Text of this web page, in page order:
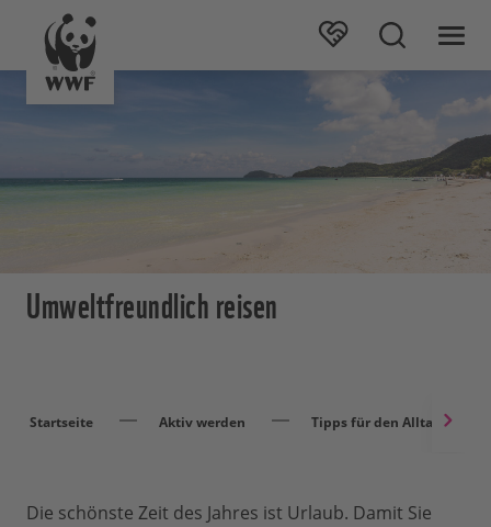
Umweltfreundlich reisen
Startseite Aktiv werden Tipps für den Alltag
Die schönste Zeit des Jahres ist Urlaub. Damit Sie